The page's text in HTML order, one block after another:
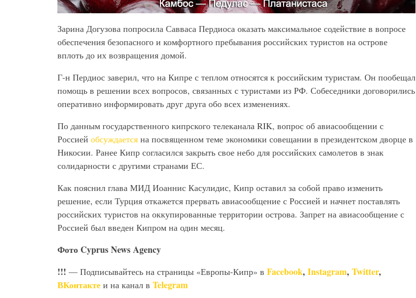
Зарина Догузова попросила Савваса Пердиоса оказать максимальное содействие в вопросе
обеспечения безопасного и комфортного пребывания российских туристов на острове
вплоть до их возвращения домой.
Г-н Пердиос заверил, что на Кипре с теплом относятся к российским туристам. Он пообещал
помощь в решении всех вопросов, связанных с туристами из РФ. Собеседники договорились
оперативно информировать друг друга обо всех изменениях.
По данным государственного кипрского телеканала RIK, вопрос об авиасообщении с
Россией обсуждается на посвященном теме экономики совещании в президентском дворце в
Никосии. Ранее Кипр согласился закрыть свое небо для российских самолетов в знак
солидарности с другими странами ЕС.
Как пояснил глава МИД Иоаннис Касулидис, Кипр оставил за собой право изменить
решение, если Турция откажется прервать авиасообщение с Россией и начнет поставлять
российских туристов на оккупированные территории острова. Запрет на авиасообщение с
Россией был введен Кипром на один месяц.
Фото CyprusNewsAgency
!!! — Подписывайтесь на страницы «Европы-Кипр» в Facebook, Instagram, Twitter,
ВКонтакте и на канал в Telegram